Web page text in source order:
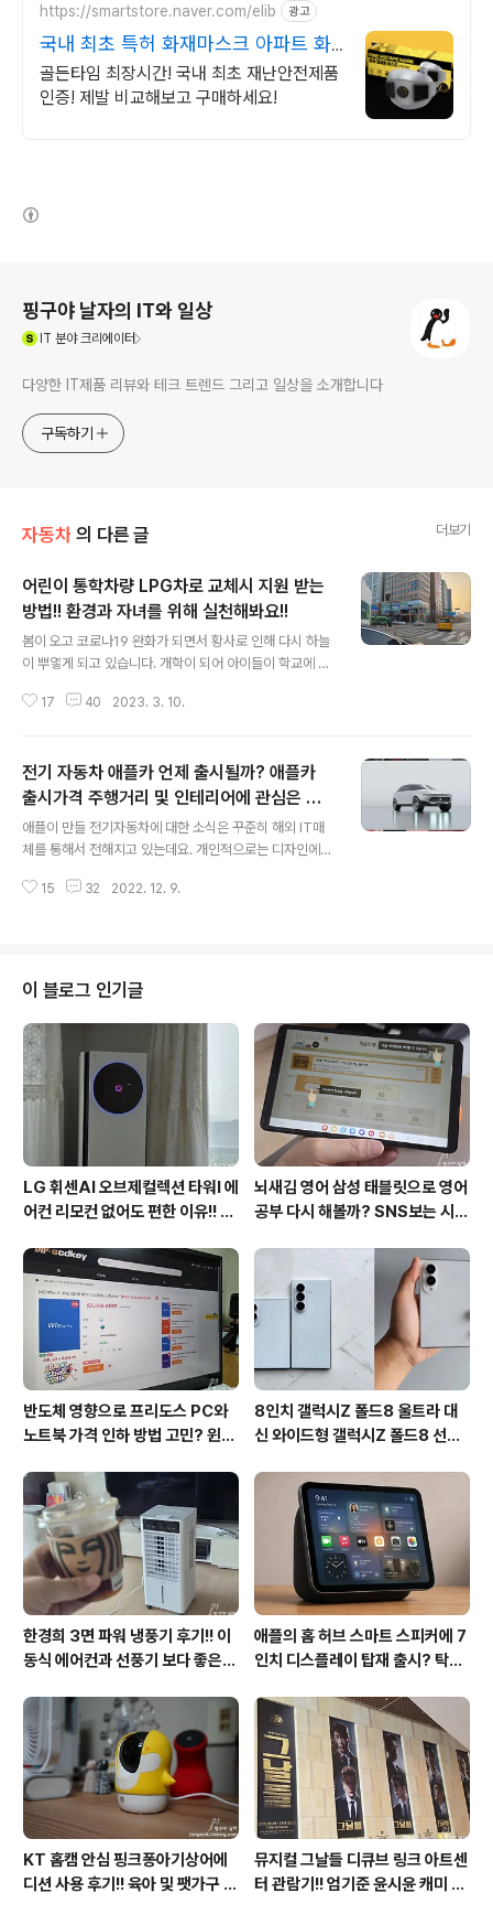
https://smartstore.naver.com/elib 광고
국내 최초 특허 화재마스크 아파트 화
재대비 미루지마세요
골든타임 최장시간! 국내 최초 재난안전제품
인증! 제발 비교해보고 구매하세요!
핑구야 날자의 IT와 일상
IT 분야 크리에이터
다양한 IT제품 리뷰와 테크 트렌드 그리고 일상을 소개합니다
구독하기
자동차 의 다른 글 더보기
어린이 통학차량 LPG차로 교체시 지원 받는
방법!! 환경과 자녀를 위해 실천해봐요!!
봄이 오고 코로나19 완화가 되면서 황사로 인해 다시 하늘
이 뿌옇게 되고 있습니다. 개학이 되어 아이들이 학교에 가
아이들의 일상이 조금은 안쓰럽게 보이는 요즘입니다. 그
나 학원을 가기 위해 기다리는 동안 폴폴 나오는 디젤차의
매연은 우리 아이들의 건강을 물론 환경에도 좋지 않습니
다. 디젤차를 전기차로 바꾸면 좋겠지만 아직은 부담이 되
는 게 사실이죠. 그래서 당분간은 LPG차량으로 교체가 대
체를 하면 지원받을 수 있는 방법이 있다는 것을 알고 계신
17 40 2023. 3. 10.
전기 자동차 애플카 언제 출시될까? 애플카
출시가격 주행거리 및 인테리어에 관심은 있
지만
애플이 만들 전기자동차에 대한 소식은 꾸준히 해외 IT매
체를 통해서 전해지고 있는데요. 개인적으로는 디자인에
하고 있어 구경만 해야 할 가능성이 높을 것 같아요. 전기자
맥을 사용하는 분들에게 더욱 기대를 받고 있는데요. 출시
일은 2026년으로 미뤄져 좀 더 기다려야 할 것 같아요. 그
래도 3년 정도만 기다리면 되니 얼마 남지 않은 것 같아요.
물론 상황에 따라서는 애플카 출시가 연기될 수도 있지만~
애플카 인테리어 관심 높아 애플은 2014년 1,000명 이상
의 자동차 전문가와 엔지니어..
15 32 2022. 12. 9.
이 블로그 인기글
LG 휘센AI 오브제컬렉션 타워I 에
어컨 리모컨 없어도 편한 이유!! 7
후기
뇌새김 영어 삼성 태블릿으로 영어
공부 다시 해볼까? SNS보는 시간
반도체 영향으로 프리도스 PC와
노트북 가격 인하 방법 고민? 윈도
방법?(feat. vip-scdkeys)
8인치 갤럭시Z 폴드8 울트라 대
신 와이드형 갤럭시Z 폴드8 선
이 미제공!!
한경희 3면 파워 냉풍기 후기!! 이
동식 에어컨과 선풍기 보다 좋은
애플의 홈 허브 스마트 스피커에 7
인치 디스플레이 탑재 출시? 탁상
체제 적용!!
KT 홈캠 안심 핑크퐁아기상어에
디션 사용 후기!! 육아 및 팻가구 그
뮤지컬 그날들 디큐브 링크 아트센
터 관람기!! 엄기준 윤시윤 캐미 연